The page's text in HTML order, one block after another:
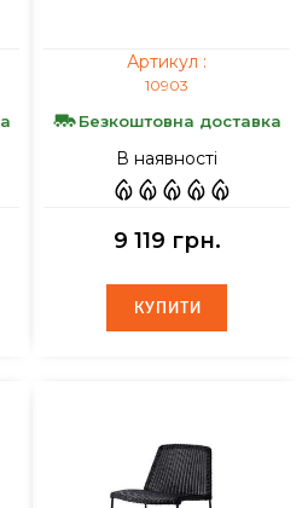
Артикул :
10903
Безкоштовна доставка
В наявності
9 119 грн.
КУПИТИ
КУПИТИ